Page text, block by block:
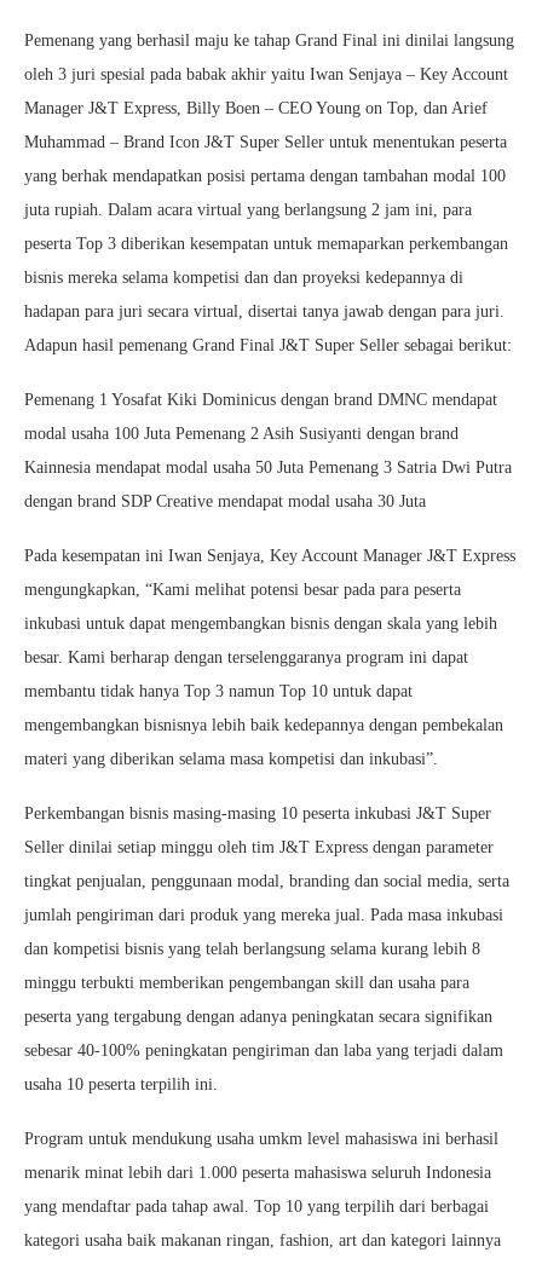
Pemenang yang berhasil maju ke tahap Grand Final ini dinilai langsung
oleh 3 juri spesial pada babak akhir yaitu Iwan Senjaya – Key Account
Manager J&T Express, Billy Boen – CEO Young on Top, dan Arief
Muhammad – Brand Icon J&T Super Seller untuk menentukan peserta
yang berhak mendapatkan posisi pertama dengan tambahan modal 100
juta rupiah. Dalam acara virtual yang berlangsung 2 jam ini, para
peserta Top 3 diberikan kesempatan untuk memaparkan perkembangan
bisnis mereka selama kompetisi dan dan proyeksi kedepannya di
hadapan para juri secara virtual, disertai tanya jawab dengan para juri.
Adapun hasil pemenang Grand Final J&T Super Seller sebagai berikut:
Pemenang 1 Yosafat Kiki Dominicus dengan brand DMNC mendapat
modal usaha 100 Juta Pemenang 2 Asih Susiyanti dengan brand
Kainnesia mendapat modal usaha 50 Juta Pemenang 3 Satria Dwi Putra
dengan brand SDP Creative mendapat modal usaha 30 Juta
Pada kesempatan ini Iwan Senjaya, Key Account Manager J&T Express
mengungkapkan, “Kami melihat potensi besar pada para peserta
inkubasi untuk dapat mengembangkan bisnis dengan skala yang lebih
besar. Kami berharap dengan terselenggaranya program ini dapat
membantu tidak hanya Top 3 namun Top 10 untuk dapat
mengembangkan bisnisnya lebih baik kedepannya dengan pembekalan
materi yang diberikan selama masa kompetisi dan inkubasi”.
Perkembangan bisnis masing-masing 10 peserta inkubasi J&T Super
Seller dinilai setiap minggu oleh tim J&T Express dengan parameter
tingkat penjualan, penggunaan modal, branding dan social media, serta
jumlah pengiriman dari produk yang mereka jual. Pada masa inkubasi
dan kompetisi bisnis yang telah berlangsung selama kurang lebih 8
minggu terbukti memberikan pengembangan skill dan usaha para
peserta yang tergabung dengan adanya peningkatan secara signifikan
sebesar 40-100% peningkatan pengiriman dan laba yang terjadi dalam
usaha 10 peserta terpilih ini.
Program untuk mendukung usaha umkm level mahasiswa ini berhasil
menarik minat lebih dari 1.000 peserta mahasiswa seluruh Indonesia
yang mendaftar pada tahap awal. Top 10 yang terpilih dari berbagai
kategori usaha baik makanan ringan, fashion, art dan kategori lainnya